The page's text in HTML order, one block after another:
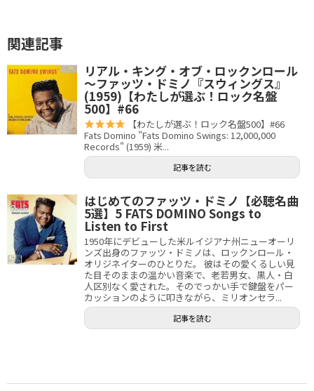
関連記事
リアル・キング・オブ・ロックンロール
〜ファッツ・ドミノ『スウィングス』
(1959)【わたしが選ぶ！ロック名盤
500】#66
【わたしが選ぶ！ロック名盤500】#66
Fats Domino "Fats Domino Swings: 12,000,000
Records" (1959) 米...
記事を読む
はじめてのファッツ・ドミノ【必聴名曲
5選】5 FATS DOMINO Songs to
Listen to First
1950年にデビューした米ルイジアナ州ニューオーリ
ンズ出身のファッツ・ドミノは、ロックンロール・
オリジネイターのひとりだ。 彼はその愛くるしい見
た目そのままの温かい音楽で、老若男女、黒人・白
人区別なく愛された。そのでっかい手で鍵盤をパー
カッションのように叩きながら、ミリオンセラ...
記事を読む